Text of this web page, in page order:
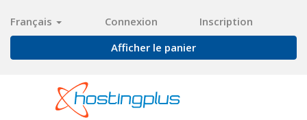
Français Connexion
Inscription
Afficher le panier